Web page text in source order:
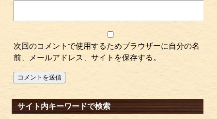
次回のコメントで使用するためブラウザーに自分の名
前、メールアドレス、サイトを保存する。
サイト内キーワードで検索